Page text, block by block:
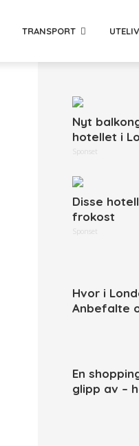
TRANSPORT
Nyt
hotellet i
Sponset
Disse
frokost
Sponset
Hvor i
Anbefalte
En
glipp av –